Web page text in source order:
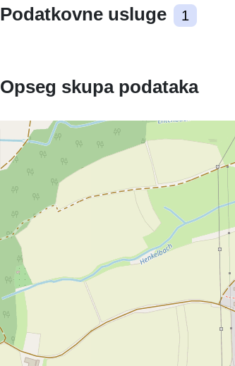
Podatkovne usluge 1
Opseg skupa podataka